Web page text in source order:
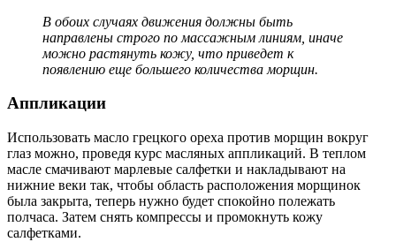
В обоих случаях движения должны быть
направлены строго по массажным линиям, иначе
можно растянуть кожу, что приведет к
появлению еще большего количества морщин.
Аппликации
Использовать масло грецкого ореха против морщин вокруг
глаз можно, проведя курс масляных аппликаций. В теплом
масле смачивают марлевые салфетки и накладывают на
нижние веки так, чтобы область расположения морщинок
была закрыта, теперь нужно будет спокойно полежать
полчаса. Затем снять компрессы и промокнуть кожу
салфетками.